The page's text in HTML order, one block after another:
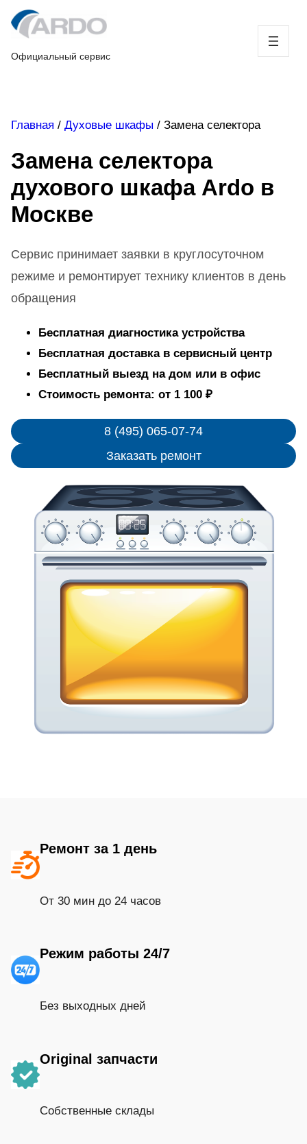
Skip
to
content
Официальный сервис
Главная / Духовые шкафы / Замена селектора
Замена селектора
духового шкафа Ardo в
Москве
Сервис принимает заявки в круглосуточном
режиме и ремонтирует технику клиентов в день
обращения
Бесплатная диагностика устройства
Бесплатная доставка в сервисный центр
Бесплатный выезд на дом или в офис
Стоимость ремонта: от 1 100 ₽
8 (495) 065-07-74
Заказать ремонт
Ремонт за 1 день
От 30 мин до 24 часов
Режим работы 24/7
Без выходных дней
Original запчасти
Собственные склады